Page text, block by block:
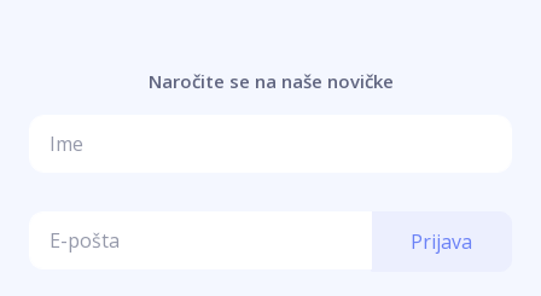
Naročite se na naše novičke
Prijava